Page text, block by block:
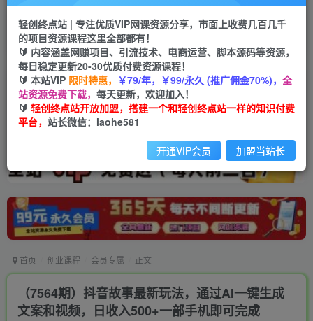
投稿专区 免费
教程必须完整详细
APP下载
Down
首页 创业课程 会员专属 正文
（7564期）抖音故事最新玩法，通过AI一键生成
文案和视频，日收入500+一部手机即可完成
轻创终点站 | 专注优质VIP网课资源分享，市面上收费几百几千
的项目资源课程这里全部都有！
🔰 内容涵盖网赚项目、引流技术、电商运营、脚本源码等资源，
每日稳定更新20-30优质付费资源课程！
🔰 本站VIP 限时特惠， ￥79/年，￥99/永久 (推广佣金70%)， 全
站资源免费下载， 每天更新，欢迎加入！
🔰 轻创终点站开放加盟，搭建一个和轻创终点站一样的知识付费
平台， 站长微信：laohe581
开通VIP会员 加盟当站长